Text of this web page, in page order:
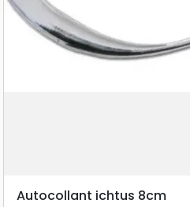
Autocollant ichtus 8cm